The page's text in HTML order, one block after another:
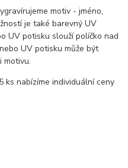
motiv - jméno,
je také barevný UV
UV potisku slouží políčko nad
UV potisku může být
motivu.
ks nabízíme individuální ceny